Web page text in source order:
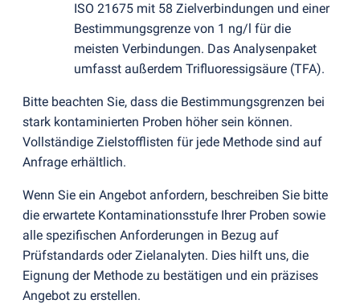
ISO 21675 mit 58 Zielverbindungen und einer
Bestimmungsgrenze von 1 ng/l für die
meisten Verbindungen. Das Analysenpaket
umfasst außerdem Trifluoressigsäure (TFA).
Bitte beachten Sie, dass die Bestimmungsgrenzen bei
stark kontaminierten Proben höher sein können.
Vollständige Zielstofflisten für jede Methode sind auf
Anfrage erhältlich.
Wenn Sie ein Angebot anfordern, beschreiben Sie bitte
die erwartete Kontaminationsstufe Ihrer Proben sowie
alle spezifischen Anforderungen in Bezug auf
Prüfstandards oder Zielanalyten. Dies hilft uns, die
Eignung der Methode zu bestätigen und ein präzises
Angebot zu erstellen.